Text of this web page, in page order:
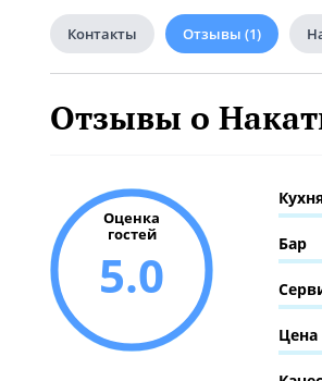
Контакты Отзывы (1)
Отзывы о
Оценка
гостей
5.0
Бар
Цена